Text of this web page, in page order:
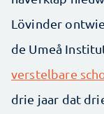
Lövinder
de Umeå
verstelbare
drie jaar dat